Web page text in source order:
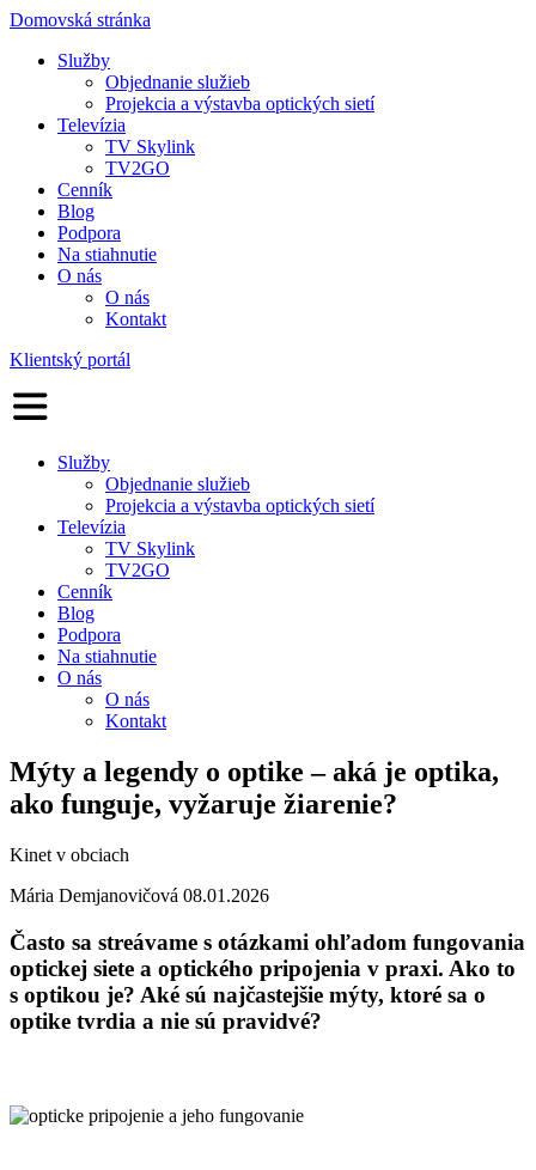
Domovská stránka
Služby
Objednanie služieb
Projekcia a výstavba optických sietí
Televízia
TV Skylink
TV2GO
Cenník
Blog
Podpora
Na stiahnutie
O nás
O nás
Kontakt
Klientský portál
Služby
Objednanie služieb
Projekcia a výstavba optických sietí
Televízia
TV Skylink
TV2GO
Cenník
Blog
Podpora
Na stiahnutie
O nás
O nás
Kontakt
Mýty a legendy o optike – aká je optika,
ako funguje, vyžaruje žiarenie?
Kinet v obciach
Mária Demjanovičová 08.01.2026
Často sa streávame s otázkami ohľadom fungovania
optickej siete a optického pripojenia v praxi. Ako to
s optikou je? Aké sú najčastejšie mýty, ktoré sa o
optike tvrdia a nie sú pravidvé?